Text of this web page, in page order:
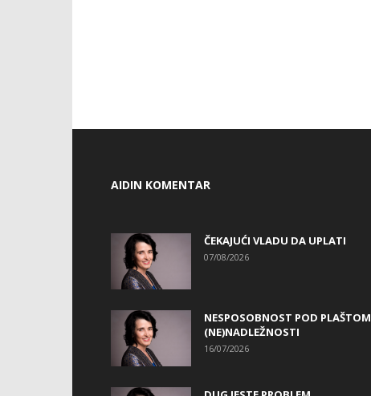
AIDIN KOMENTAR
ČEKAJUĆI VLADU DA UPLATI
07/08/2026
NESPOSOBNOST POD PLAŠTOM
(NE)NADLEŽNOSTI
16/07/2026